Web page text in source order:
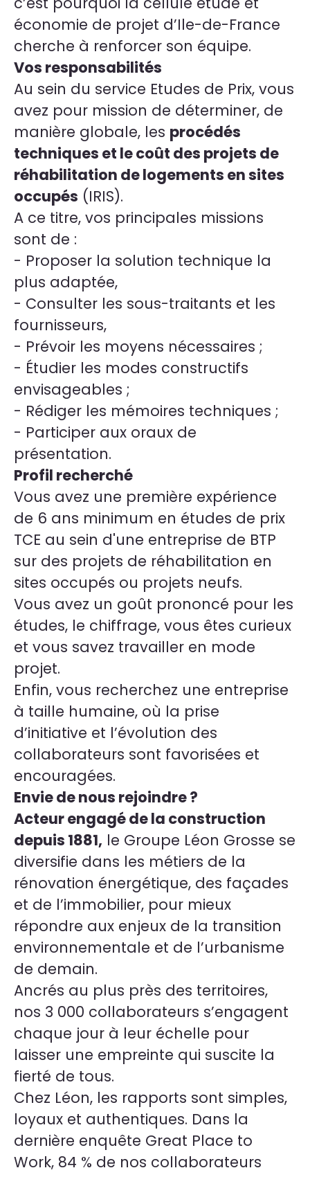
économie de projet d’Ile-de-France
cherche à renforcer son équipe.
Vos responsabilités
Au sein du service Etudes de Prix, vous
avez pour mission de déterminer, de
manière globale, les procédés
techniques et le coût des projets de
réhabilitation de logements en sites
occupés (IRIS).
A ce titre, vos principales missions
sont de :
- Proposer la solution technique la
plus adaptée,
- Consulter les sous-traitants et les
fournisseurs,
- Prévoir les moyens nécessaires ;
- Étudier les modes constructifs
envisageables ;
- Rédiger les mémoires techniques ;
- Participer aux oraux de
présentation.
Profil recherché
Vous avez une première expérience
de 6 ans minimum en études de prix
TCE au sein d'une entreprise de BTP
sur des projets de réhabilitation en
sites occupés ou projets neufs.
Vous avez un goût prononcé pour les
études, le chiffrage, vous êtes curieux
et vous savez travailler en mode
projet.
Enfin, vous recherchez une entreprise
à taille humaine, où la prise
d’initiative et l’évolution des
collaborateurs sont favorisées et
encouragées.
Envie de nous rejoindre ?
Acteur engagé de la construction
depuis 1881, le Groupe Léon Grosse se
diversifie dans les métiers de la
rénovation énergétique, des façades
et de l’immobilier, pour mieux
répondre aux enjeux de la transition
environnementale et de l’urbanisme
de demain.
Ancrés au plus près des territoires,
nos 3 000 collaborateurs s’engagent
chaque jour à leur échelle pour
laisser une empreinte qui suscite la
fierté de tous.
Chez Léon, les rapports sont simples,
loyaux et authentiques. Dans la
dernière enquête Great Place to
Work, 84 % de nos collaborateurs